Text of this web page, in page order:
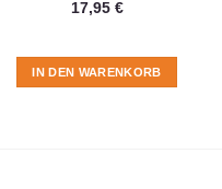
17,95 €
IN DEN WARENKORB